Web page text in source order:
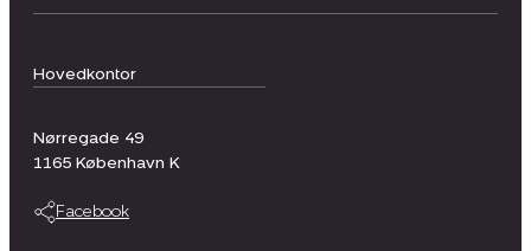
Hovedkontor
Nørregade 49
1165 København K
Facebook